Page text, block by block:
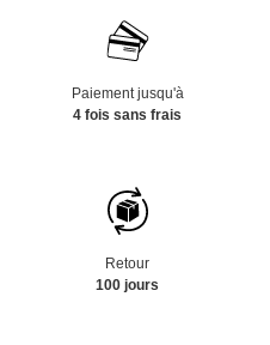
Paiement jusqu'à
4 fois sans frais
Retour
100 jours